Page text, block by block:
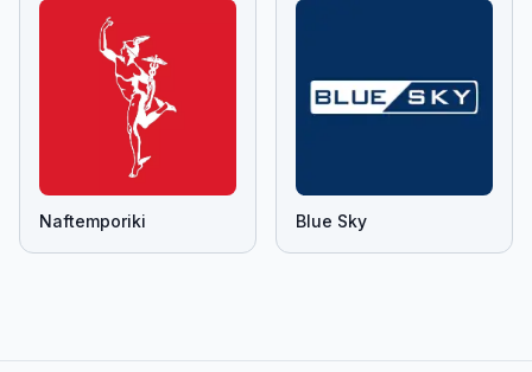
Naftemporiki Blue Sky